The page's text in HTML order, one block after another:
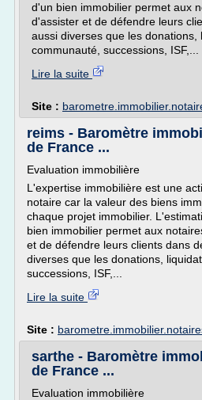
d'un bien immobilier permet aux
d'assister et de défendre leurs
aussi diverses que les donations,
communauté, successions, ISF,...
Lire la suite
Site :
reims - Baromètre
de France ...
Evaluation immobilière
L'expertise immobilière est une
notaire car la valeur des biens
chaque projet immobilier.
bien immobilier permet aux
et de défendre leurs clients dans
diverses que les donations,
successions, ISF,...
Lire la suite
Site :
sarthe - Baromètre
de France ...
Evaluation immobilière